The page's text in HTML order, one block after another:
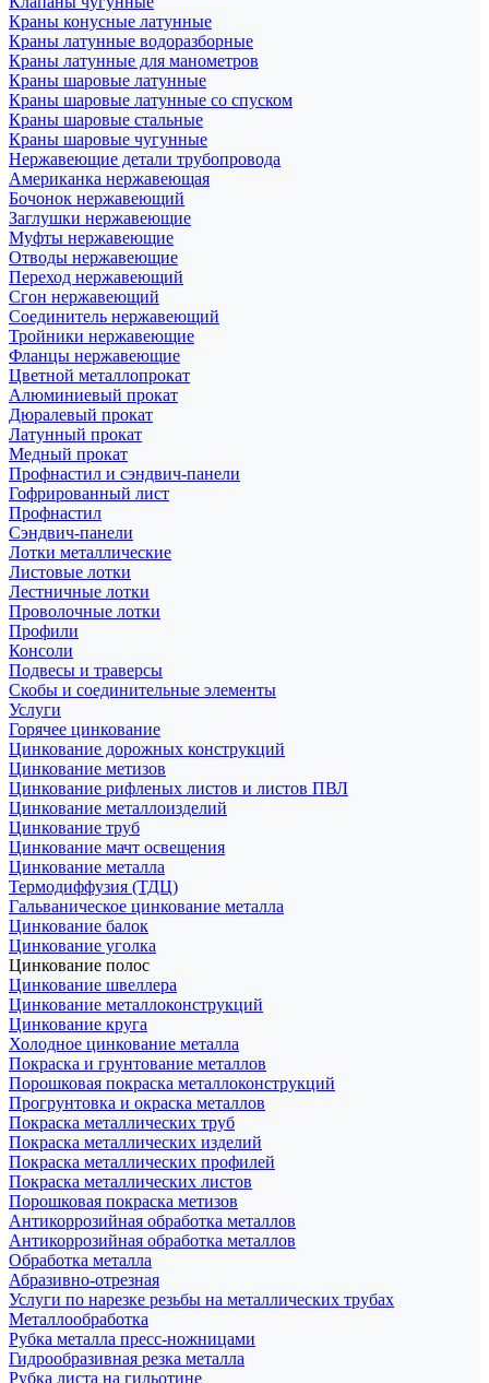
Краны конусные латунные
Краны латунные водоразборные
Краны латунные для манометров
Краны шаровые латунные
Краны шаровые латунные со спуском
Краны шаровые стальные
Краны шаровые чугунные
Нержавеющие детали трубопровода
Американка нержавеющая
Бочонок нержавеющий
Заглушки нержавеющие
Муфты нержавеющие
Отводы нержавеющие
Переход нержавеющий
Сгон нержавеющий
Соединитель нержавеющий
Тройники нержавеющие
Фланцы нержавеющие
Цветной металлопрокат
Алюминиевый прокат
Дюралевый прокат
Латунный прокат
Медный прокат
Профнастил и сэндвич-панели
Гофрированный лист
Профнастил
Сэндвич-панели
Лотки металлические
Листовые лотки
Лестничные лотки
Проволочные лотки
Профили
Консоли
Подвесы и траверсы
Скобы и соединительные элементы
Услуги
Горячее цинкование
Цинкование дорожных конструкций
Цинкование метизов
Цинкование рифленых листов и листов ПВЛ
Цинкование металлоизделий
Цинкование труб
Цинкование мачт освещения
Цинкование металла
Термодиффузия (ТДЦ)
Гальваническое цинкование металла
Цинкование балок
Цинкование уголка
Цинкование полос
Цинкование швеллера
Цинкование металлоконструкций
Цинкование круга
Холодное цинкование металла
Покраска и грунтование металлов
Порошковая покраска металлоконструкций
Прогрунтовка и окраска металлов
Покраска металлических труб
Покраска металлических изделий
Покраска металлических профилей
Покраска металлических листов
Порошковая покраска метизов
Антикоррозийная обработка металлов
Антикоррозийная обработка металлов
Обработка металла
Абразивно-отрезная
Услуги по нарезке резьбы на металлических трубах
Металлообработка
Рубка металла пресс-ножницами
Гидрообразивная резка металла
Рубка листа на гильотине